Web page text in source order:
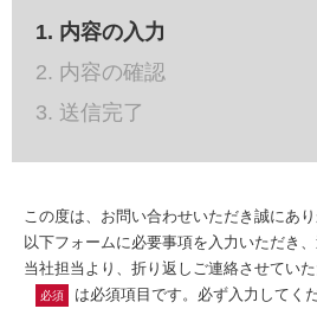
1. 内容の入力
2. 内容の確認
3. 送信完了
この度は、お問い合わせいただき誠にあり
以下フォームに必要事項を入力いただき、
当社担当より、折り返しご連絡させていた
必須 は必須項目です。必ず入力してくだ